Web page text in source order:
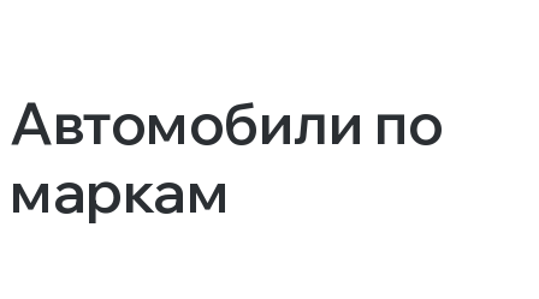
Автомобили по
маркам